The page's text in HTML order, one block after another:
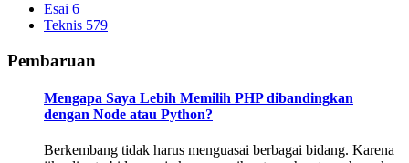
Esai 6
Teknis 579
Pembaruan
Mengapa Saya Lebih Memilih PHP dibandingkan
dengan Node atau Python?
Berkembang tidak harus menguasai berbagai bidang. Karena